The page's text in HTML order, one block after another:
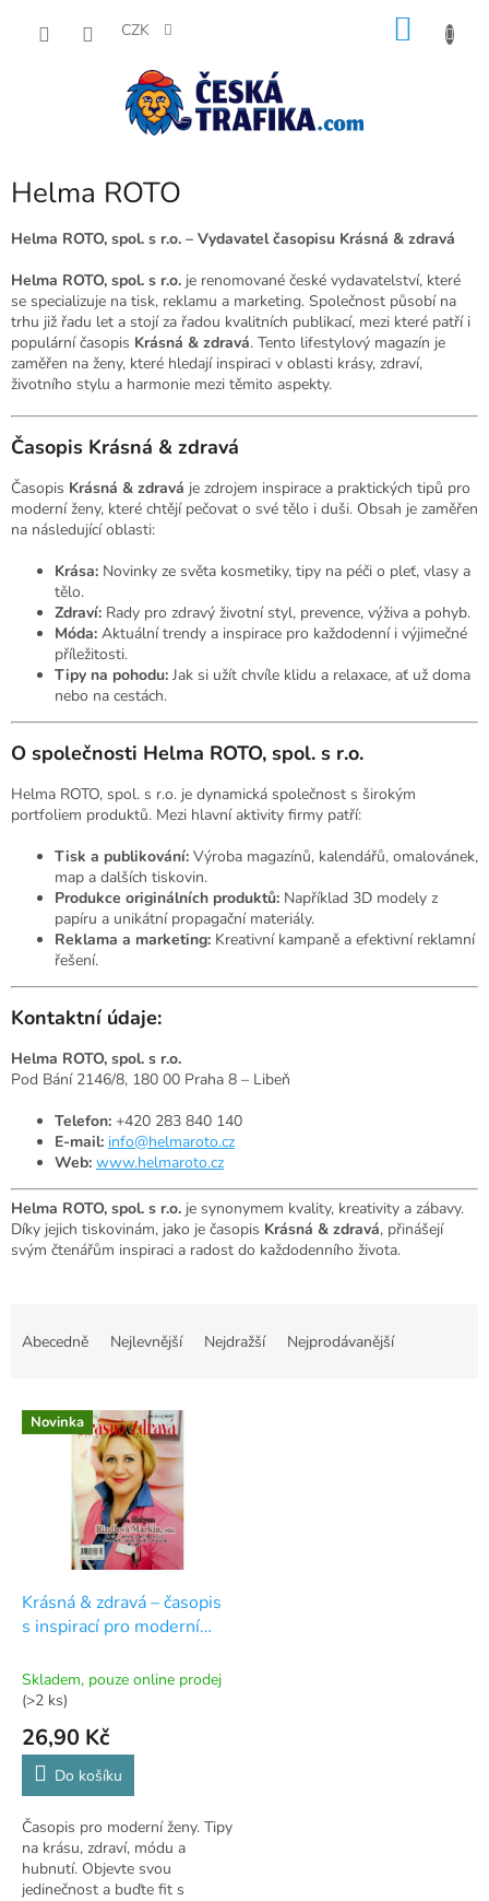
CZK
Helma ROTO
Helma ROTO, spol. s r.o. – Vydavatel časopisu Krásná & zdravá
Helma ROTO, spol. s r.o. je renomované české vydavatelství, které
se specializuje na tisk, reklamu a marketing. Společnost působí na
trhu již řadu let a stojí za řadou kvalitních publikací, mezi které patří i
populární časopis Krásná & zdravá. Tento lifestylový magazín je
zaměřen na ženy, které hledají inspiraci v oblasti krásy, zdraví,
životního stylu a harmonie mezi těmito aspekty.
Časopis Krásná & zdravá
Časopis Krásná & zdravá je zdrojem inspirace a praktických tipů pro
moderní ženy, které chtějí pečovat o své tělo i duši. Obsah je zaměřen
na následující oblasti:
Krása: Novinky ze světa kosmetiky, tipy na péči o pleť, vlasy a
tělo.
Zdraví: Rady pro zdravý životní styl, prevence, výživa a pohyb.
Móda: Aktuální trendy a inspirace pro každodenní i výjimečné
příležitosti.
Tipy na pohodu: Jak si užít chvíle klidu a relaxace, ať už doma
nebo na cestách.
O společnosti Helma ROTO, spol. s r.o.
Helma ROTO, spol. s r.o. je dynamická společnost s širokým
portfoliem produktů. Mezi hlavní aktivity firmy patří:
Tisk a publikování: Výroba magazínů, kalendářů, omalovánek,
map a dalších tiskovin.
Produkce originálních produktů: Například 3D modely z
papíru a unikátní propagační materiály.
Reklama a marketing: Kreativní kampaně a efektivní reklamní
řešení.
Kontaktní údaje:
Helma ROTO, spol. s r.o.
Pod Bání 2146/8, 180 00 Praha 8 – Libeň
Telefon: +420 283 840 140
E-mail: info@helmaroto.cz
Web: www.helmaroto.cz
Helma ROTO, spol. s r.o. je synonymem kvality, kreativity a zábavy.
Díky jejich tiskovinám, jako je časopis Krásná & zdravá, přinášejí
svým čtenářům inspiraci a radost do každodenního života.
Abecedně Nejlevnější Nejdražší Nejprodávanější
V Novinka
Krásná & zdravá – časopis
s inspirací pro moderní
Skladem, pouze online prodej
(>2 ks)
26,90 Kč
Do košíku
Časopis pro moderní ženy. Tipy
na krásu, zdraví, módu a
hubnutí. Objevte svou
jedinečnost a buďte fit s